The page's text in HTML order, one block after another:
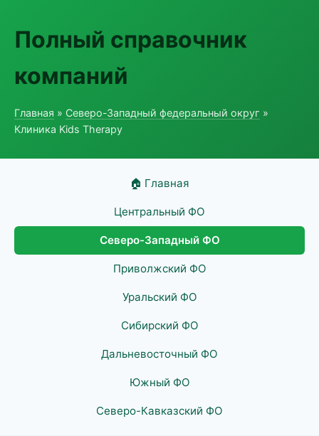
Полный справочник
компаний
Главная » Северо-Западный федеральный округ »
Клиника Kids Therapy
🏠 Главная
Центральный ФО
Северо-Западный ФО
Приволжский ФО
Уральский ФО
Сибирский ФО
Дальневосточный ФО
Южный ФО
Северо-Кавказский ФО